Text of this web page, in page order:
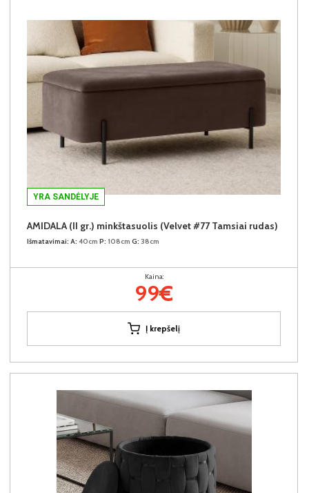
YRA SANDĖLYJE
AMIDALA (II gr.) minkštasuolis (Velvet #77 Tamsiai rudas)
Išmatavimai: A: 40cm P: 108cm G: 38cm
Kaina:
99€
Į krepšelį